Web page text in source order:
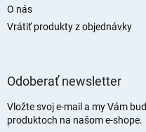
O nás
Vrátiť produkty z objednávky
Odoberať newsletter
Vložte svoj e-mail a my Vám
produktoch na našom e-shope.